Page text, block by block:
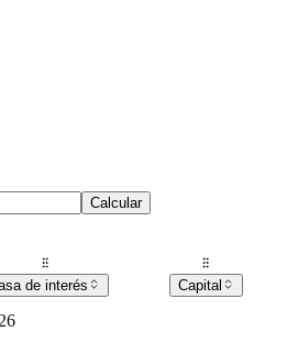
Calcular
de interés Capital